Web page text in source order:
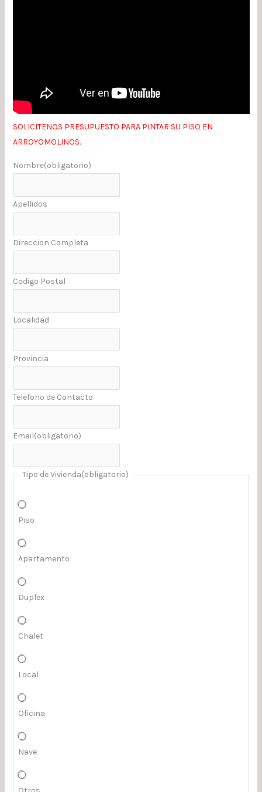
SOLICITENOS PRESUPUESTO PARA PINTAR SU PISO EN
ARROYOMOLINOS.
Nombre(obligatorio)
Apellidos
Direccion Completa
Codigo Postal
Localidad
Provincia
Telefono de Contacto
Email(obligatorio)
Tipo de Vivienda(obligatorio)
Piso
Apartamento
Duplex
Chalet
Local
Oficina
Nave